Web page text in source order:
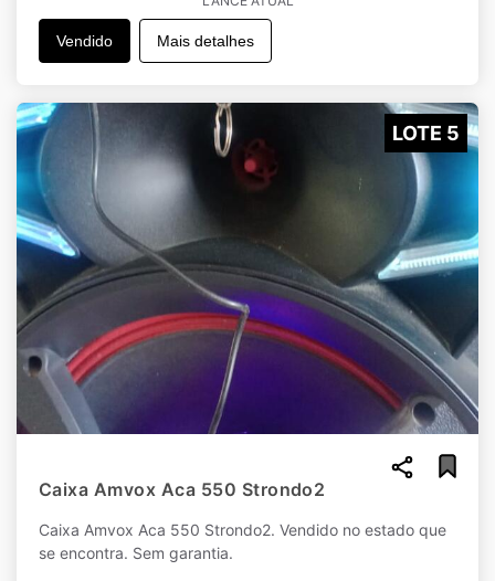
Vendido Mais detalhes
LOTE 5
Caixa Amvox Aca 550 Strondo2
Caixa Amvox Aca 550 Strondo2. Vendido no estado que
se encontra. Sem garantia.